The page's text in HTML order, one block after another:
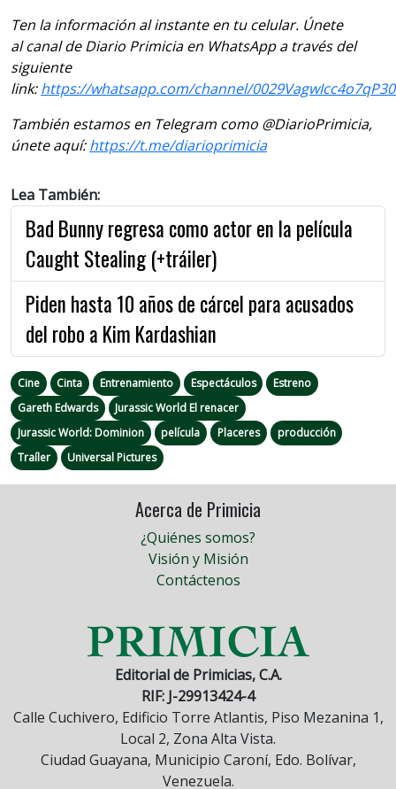
Ten la información al instante en tu celular. Únete
al canal de Diario Primicia en WhatsApp a través del
siguiente
link:https://whatsapp.com/channel/
También estamos en Telegram como @DiarioPrimicia,
únete aquí:https://t.me/diarioprimicia
Lea También:
Bad Bunny regresa como actor en la película
Caught Stealing (+tráiler)
Piden hasta 10 años de cárcel para acusados
del robo a Kim Kardashian
Cine Cinta Entrenamiento Espectáculos
Estreno
Gareth Edwards
Jurassic World El renacer
Jurassic World: Dominion
película Placeres
producción
Traíler
Universal Pictures
Acerca de Primicia
¿Quiénes somos?
Visión y Misión
Contáctenos
Editorial de Primicias, C.A.
RIF: J-29913424-4
Calle Cuchivero, Edificio Torre Atlantis, Piso Mezanina 1,
Local 2, Zona Alta Vista.
Ciudad Guayana, Municipio Caroní, Edo. Bolívar,
Venezuela.